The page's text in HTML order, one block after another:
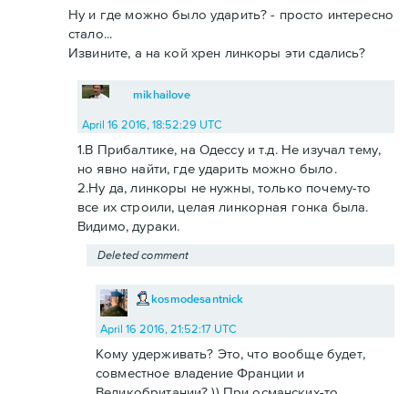
Ну и где можно было ударить? - просто интересно
стало...
Извините, а на кой хрен линкоры эти сдались?
mikhailove
April 16 2016, 18:52:29 UTC
1.В Прибалтике, на Одессу и т.д. Не изучал тему,
но явно найти, где ударить можно было.
2.Ну да, линкоры не нужны, только почему-то
все их строили, целая линкорная гонка была.
Видимо, дураки.
Deleted comment
kosmodesantnick
April 16 2016, 21:52:17 UTC
Кому удерживать? Это, что вообще будет,
совместное владение Франции и